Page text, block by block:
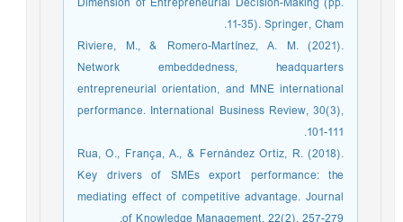
11-35). Springer, Cham.
Riviere, M., & Romero-Martínez, A. M. (2021).
Network embeddedness, headquarters
entrepreneurial orientation, and MNE international
performance. International Business Review, 30(3),
101-111.
Rua, O., França, A., & Fernández Ortiz, R. (2018).
Key drivers of SMEs export performance: the
mediating effect of competitive advantage. Journal